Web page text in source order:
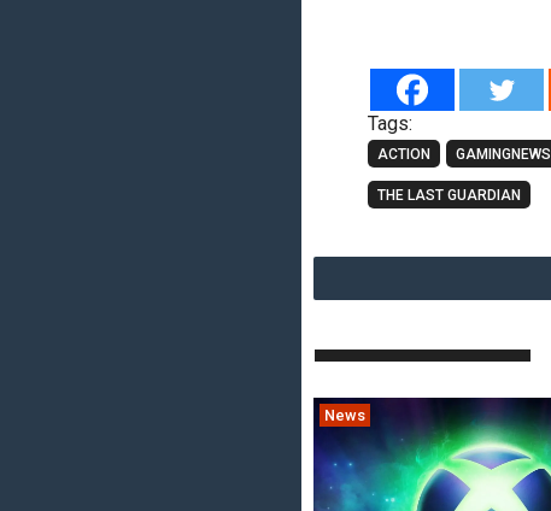
Tags:
ACTION GAMINGNEWS
THE LAST GUARDIAN
News